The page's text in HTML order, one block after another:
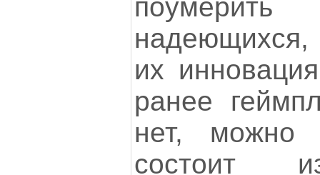
надеющихся,
их
ранее
нет, можно
состоит